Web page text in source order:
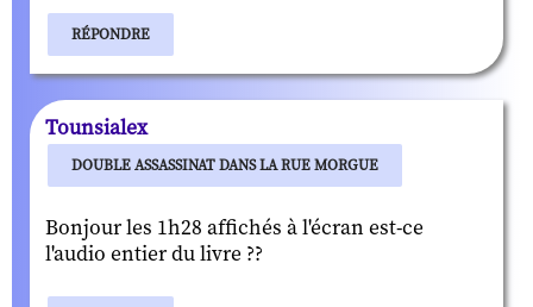
RÉPONDRE
Tounsialex
DOUBLE ASSASSINAT DANS LA RUE MORGUE
Bonjour les 1h28 affichés à l'écran est-ce
l'audio entier du livre ??